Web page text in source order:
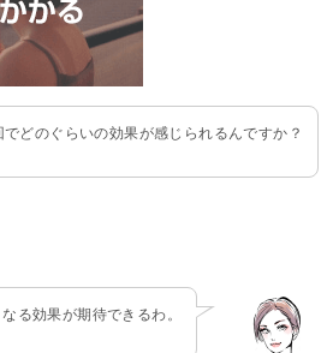
どのぐらいの効果が感じられるんですか？
る効果が期待できるわ。